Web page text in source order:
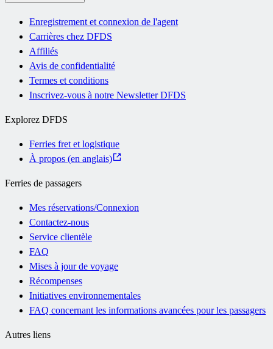
Enregistrement et connexion de l'agent
Carrières chez DFDS
Affiliés
Avis de confidentialité
Termes et conditions
Inscrivez-vous à notre Newsletter DFDS
Explorez DFDS
Ferries fret et logistique
À propos (en anglais)
Ferries de passagers
Mes réservations/Connexion
Contactez-nous
Service clientèle
FAQ
Mises à jour de voyage
Récompenses
Initiatives environnementales
FAQ concernant les informations avancées pour les passagers
Autres liens